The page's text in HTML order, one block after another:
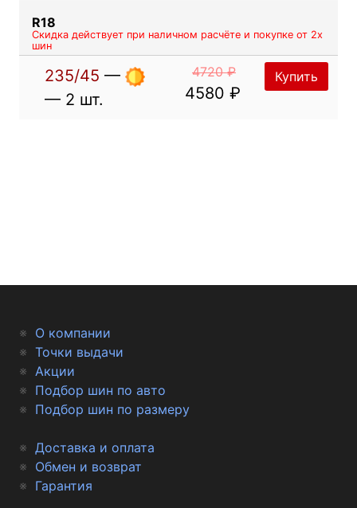
R18
Скидка действует при наличном расчёте и покупке от 2х
шин
235/45 —
— 2 шт.
4720 ₽
4580 ₽
Купить
О компании
Точки выдачи
Акции
Подбор шин по авто
Подбор шин по размеру
Доставка и оплата
Обмен и возврат
Гарантия